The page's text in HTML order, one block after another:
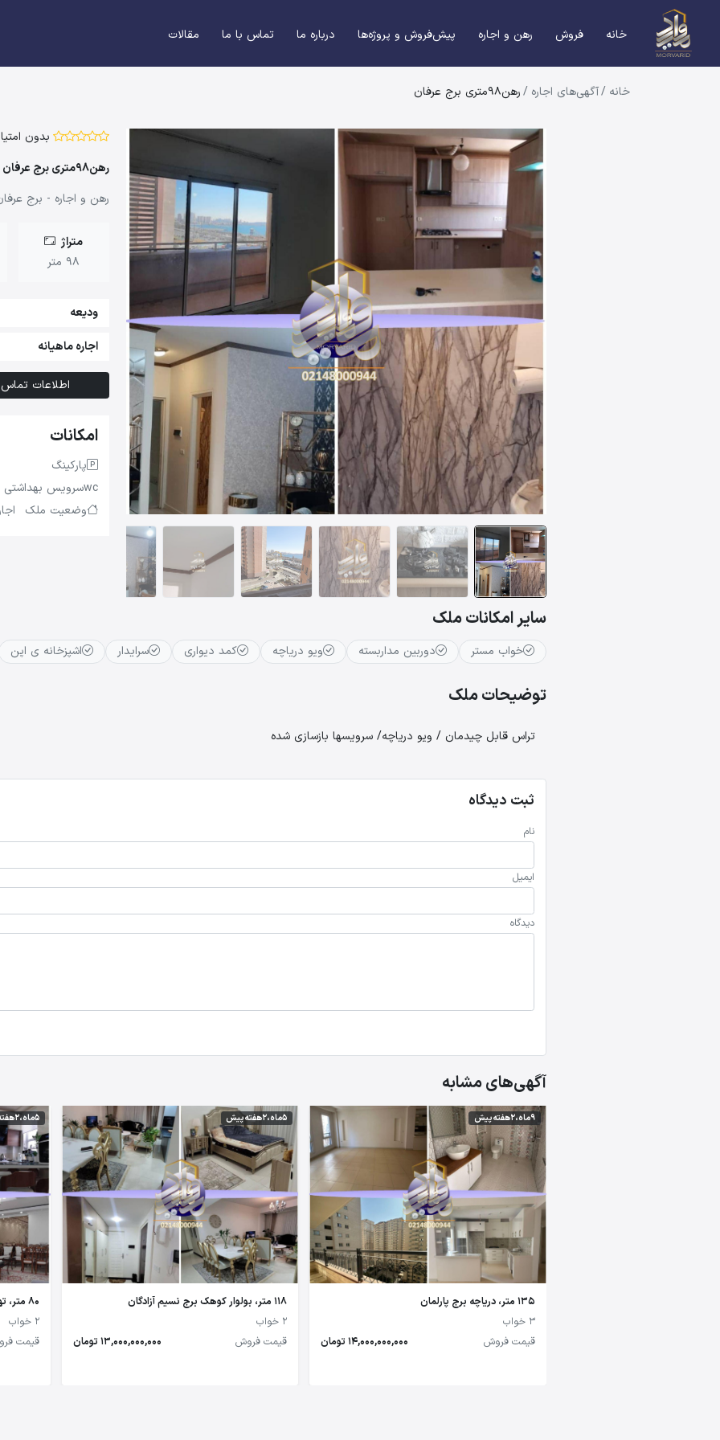
خانه فروش رهن و اجاره پیش‌فروش و پروژه‌ها درباره ما تماس با ما مقالات
خانه /آگهی‌های اجاره /رهن98متری برج عرفان
بدون
رهن98متری برج عرفان
رهن و اجاره - برج
متراژ
98 متر
ودیعه
اجاره ماهیانه
اطلاعات تماس
امکانات
پارکینگ
wcسرویس بهداشتی
وضعیت ملک
سایر امکانات ملک
خواب مستر دوربین مداربسته ویو دریاچه کمد دیواری سرایدار اشپزخانه ی اپن
توضیحات ملک
تراس قابل چیدمان / ویو دریاچه/ سرویسها بازسازی شده
ثبت دیدگاه
نام
ایمیل
دیدگاه
آگهی‌های مشابه
9 ماه،2 هفته پیش
135 متر، دریاچه برج پارلمان
3 خواب
قیمت فروش
14,000,000,000 تومان
5 ماه،2 هفته پیش
118 متر، بولوار کوهک برج نسیم آزادگان
2 خواب
قیمت فروش
13,000,000,000 تومان
5 ماه،2 هفته پیش
80 متر، تهرانسر
2 خواب
قیمت